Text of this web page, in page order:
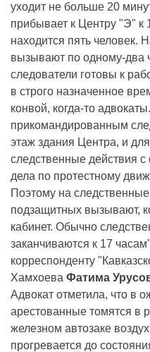
уходит не больше 20
прибывает к Центру "Э" к
находится пять человек.
вызывают по одному-два
следователи готовы к
в строго назначенное
конвой, когда-то
прикомандированным
этаж здания Центра, и
следственные действия
дела по протестному
Поэтому на
подзащитных вызывают,
кабинет. Обычно
заканчиваются к 17
корреспонденту
Хамхоева Фатима
Адвокат отметила, что в
арестованные томятся в
железном автозаке
прогревается до